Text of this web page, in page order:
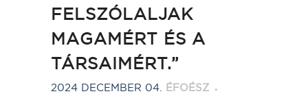
FELSZÓLALJAK
MAGAMÉRT ÉS A
TÁRSAIMÉRT.”
2024 DECEMBER 04. ÉFOÉSZ